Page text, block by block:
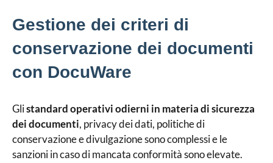
Gestione dei criteri di
conservazione dei documenti
con DocuWare
Glistandard operativi odierni in materia di sicurezza
dei documenti, privacy dei dati, politiche di
conservazione e divulgazione sono complessi e le
sanzioni in caso di mancata conformità sono elevate.